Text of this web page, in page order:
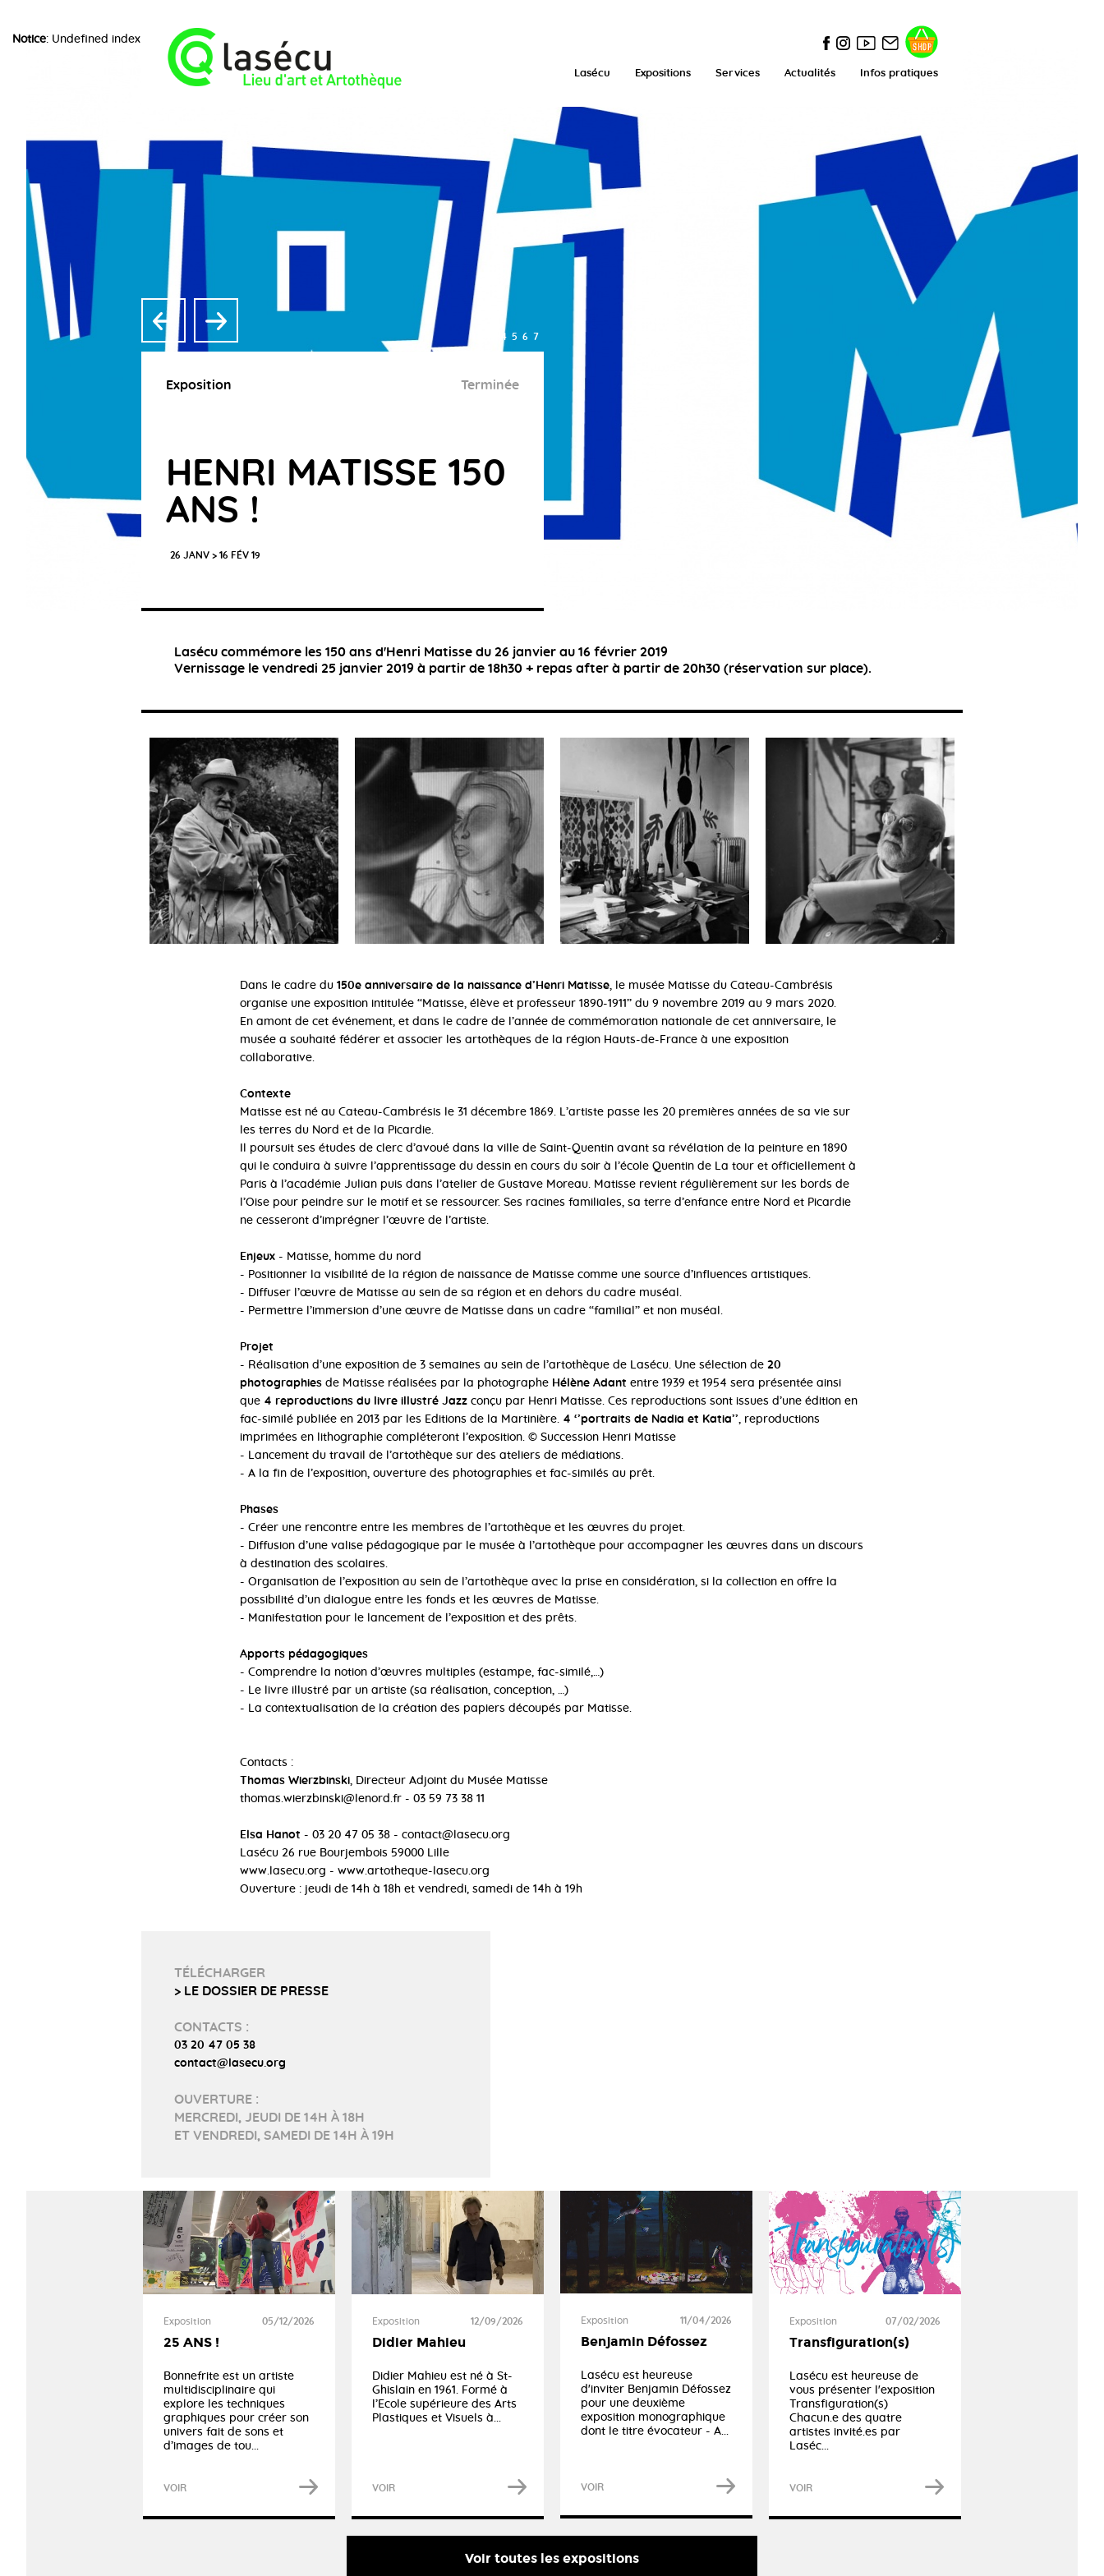
Notice: Undefined index: choice in/home/lasecuorpb/www/include/function.inc.php
Lasécu Expositions Services Actualités Infos pratiques
4 5 6 7
Exposition Terminée
HENRI MATISSE 150
ANS !
26 JANV > 16 FÉV 19
Lasécu commémore les 150 ans d'Henri Matisse du 26 janvier au 16 février 2019
Vernissage le vendredi 25 janvier 2019 à partir de 18h30 + repas after à partir de 20h30 (réservation sur place).
Dans le cadre du 150e anniversaire de la naissance d’Henri Matisse, le musée Matisse du Cateau-Cambrésis
organise une exposition intitulée ‘‘Matisse, élève et professeur 1890-1911’’ du 9 novembre 2019 au 9 mars 2020.
En amont de cet événement, et dans le cadre de l’année de commémoration nationale de cet anniversaire, le
musée a souhaité fédérer et associer les artothèques de la région Hauts-de-France à une exposition
collaborative.
Contexte
Matisse est né au Cateau-Cambrésis le 31 décembre 1869. L’artiste passe les 20 premières années de sa vie sur
les terres du Nord et de la Picardie.
Il poursuit ses études de clerc d’avoué dans la ville de Saint-Quentin avant sa révélation de la peinture en 1890
qui le conduira à suivre l’apprentissage du dessin en cours du soir à l’école Quentin de La tour et officiellement à
Paris à l’académie Julian puis dans l’atelier de Gustave Moreau. Matisse revient régulièrement sur les bords de
l’Oise pour peindre sur le motif et se ressourcer. Ses racines familiales, sa terre d’enfance entre Nord et Picardie
ne cesseront d’imprégner l’œuvre de l’artiste.
Enjeux - Matisse, homme du nord
- Positionner la visibilité de la région de naissance de Matisse comme une source d’influences artistiques.
- Diffuser l’œuvre de Matisse au sein de sa région et en dehors du cadre muséal.
- Permettre l’immersion d’une œuvre de Matisse dans un cadre ‘‘familial’’ et non muséal.
Projet
- Réalisation d’une exposition de 3 semaines au sein de l’artothèque de Lasécu. Une sélection de 20
photographies de Matisse réalisées par la photographe Hélène Adant entre 1939 et 1954 sera présentée ainsi
que 4 reproductions du livre illustré Jazz conçu par Henri Matisse. Ces reproductions sont issues d’une édition en
fac-similé publiée en 2013 par les Editions de la Martinière. 4 ‘’portraits de Nadia et Katia’’, reproductions
imprimées en lithographie compléteront l’exposition. © Succession Henri Matisse
- Lancement du travail de l’artothèque sur des ateliers de médiations.
- A la fin de l’exposition, ouverture des photographies et fac-similés au prêt.
Phases
- Créer une rencontre entre les membres de l’artothèque et les œuvres du projet.
- Diffusion d’une valise pédagogique par le musée à l’artothèque pour accompagner les œuvres dans un discours
à destination des scolaires.
- Organisation de l’exposition au sein de l’artothèque avec la prise en considération, si la collection en offre la
possibilité d’un dialogue entre les fonds et les œuvres de Matisse.
- Manifestation pour le lancement de l’exposition et des prêts.
Apports pédagogiques
- Comprendre la notion d’œuvres multiples (estampe, fac-similé,…)
- Le livre illustré par un artiste (sa réalisation, conception, …)
- La contextualisation de la création des papiers découpés par Matisse.
Contacts :
Thomas Wierzbinski, Directeur Adjoint du Musée Matisse
thomas.wierzbinski@lenord.fr - 03 59 73 38 11
Elsa Hanot - 03 20 47 05 38 - contact@lasecu.org
Lasécu 26 rue Bourjembois 59000 Lille
www.lasecu.org - www.artotheque-lasecu.org
Ouverture : jeudi de 14h à 18h et vendredi, samedi de 14h à 19h
TÉLÉCHARGER
> LE DOSSIER DE PRESSE
CONTACTS :
03 20 47 05 38
contact@lasecu.org
OUVERTURE :
MERCREDI, JEUDI DE 14H À 18H
ET VENDREDI, SAMEDI DE 14H À 19H
Exposition 05/12/2026
25 ANS !
Bonnefrite est un artiste
multidisciplinaire qui
explore les techniques
graphiques pour créer son
univers fait de sons et
d’images de tou...
VOIR
Exposition 12/09/2026
Didier Mahieu
Didier Mahieu est né à St-
Ghislain en 1961. Formé à
l’Ecole supérieure des Arts
Plastiques et Visuels à...
VOIR
Exposition 11/04/2026
Benjamin Défossez
Lasécu est heureuse
d'inviter Benjamin Défossez
pour une deuxième
exposition monographique
dont le titre évocateur - A...
VOIR
Exposition 07/02/2026
Transfiguration(s)
Lasécu est heureuse de
vous présenter l'exposition
Transfiguration(s)
Chacun.e des quatre
artistes invité.es par
Laséc...
VOIR
Voir toutes les expositions